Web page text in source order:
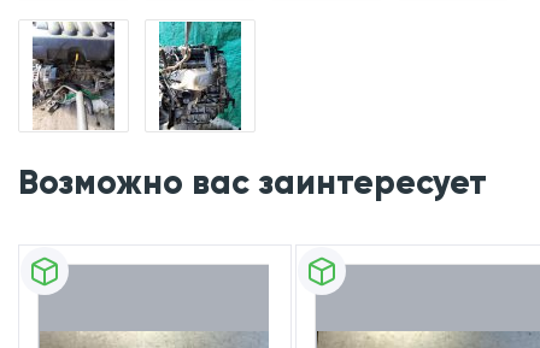
Возможно вас заинтересует